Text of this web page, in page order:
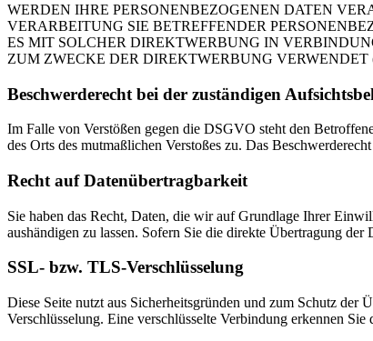
WERDEN IHRE PERSONENBEZOGENEN DATEN
VERARBEITUNG SIE BETREFFENDER
ES MIT SOLCHER DIREKTWERBUNG IN
ZUM ZWECKE DER DIREKTWERBUNG
Beschwerderecht bei der zuständigen
Im Falle von Verstößen gegen die DSGVO steht den
des Orts des mutmaßlichen Verstoßes zu. Das
Recht auf Datenübertragbarkeit
Sie haben das Recht, Daten, die wir auf Grundlage Ihrer
aushändigen zu lassen. Sofern Sie die direkte Übertragung
SSL- bzw. TLS-Verschlüsselung
Diese Seite nutzt aus Sicherheitsgründen und zum Schutz
Verschlüsselung. Eine verschlüsselte Verbindung erkennen